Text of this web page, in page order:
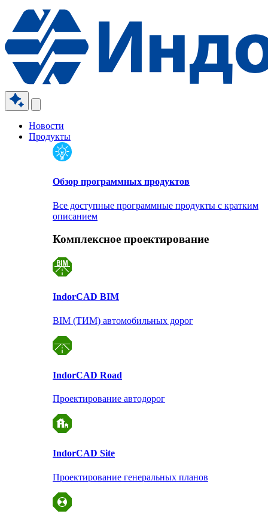
Новости
Продукты
Обзор программных продуктов
Все доступные программные продукты с кратким
описанием
Комплексное проектирование
IndorCAD BIM
BIM (ТИМ) автомобильных дорог
IndorCAD Road
Проектирование автодорог
IndorCAD Site
Проектирование генеральных планов